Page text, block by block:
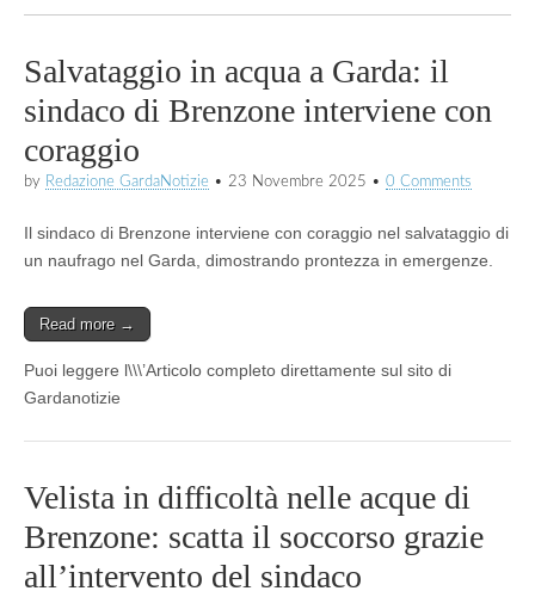
Salvataggio in acqua a Garda: il
sindaco di Brenzone interviene con
coraggio
by Redazione GardaNotizie • 23 Novembre 2025 • 0 Comments
Il sindaco di Brenzone interviene con coraggio nel salvataggio di
un naufrago nel Garda, dimostrando prontezza in emergenze.
Read more →
Puoi leggere l\\\’Articolo completo direttamente sul sito di
Gardanotizie
Velista in difficoltà nelle acque di
Brenzone: scatta il soccorso grazie
all’intervento del sindaco